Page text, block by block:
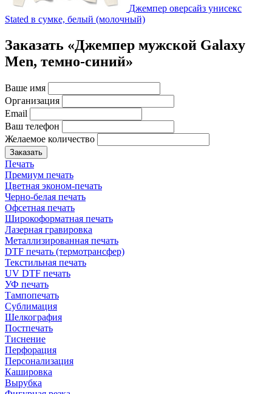
Джемпер оверсайз унисекс
Stated в сумке, белый (молочный)
Заказать «Джемпер мужской Galaxy
Men, темно-синий»
Ваше имя
Организация
Email
Ваш телефон
Желаемое количество
Заказать
Печать
Премиум печать
Цветная эконом-печать
Черно-белая печать
Офсетная печать
Широкоформатная печать
Лазерная гравировка
Металлизированная печать
DTF печать (термотрансфер)
Текстильная печать
UV DTF печать
УФ печать
Тампопечать
Сублимация
Шелкография
Постпечать
Тиснение
Перфорация
Персонализация
Кашировка
Вырубка